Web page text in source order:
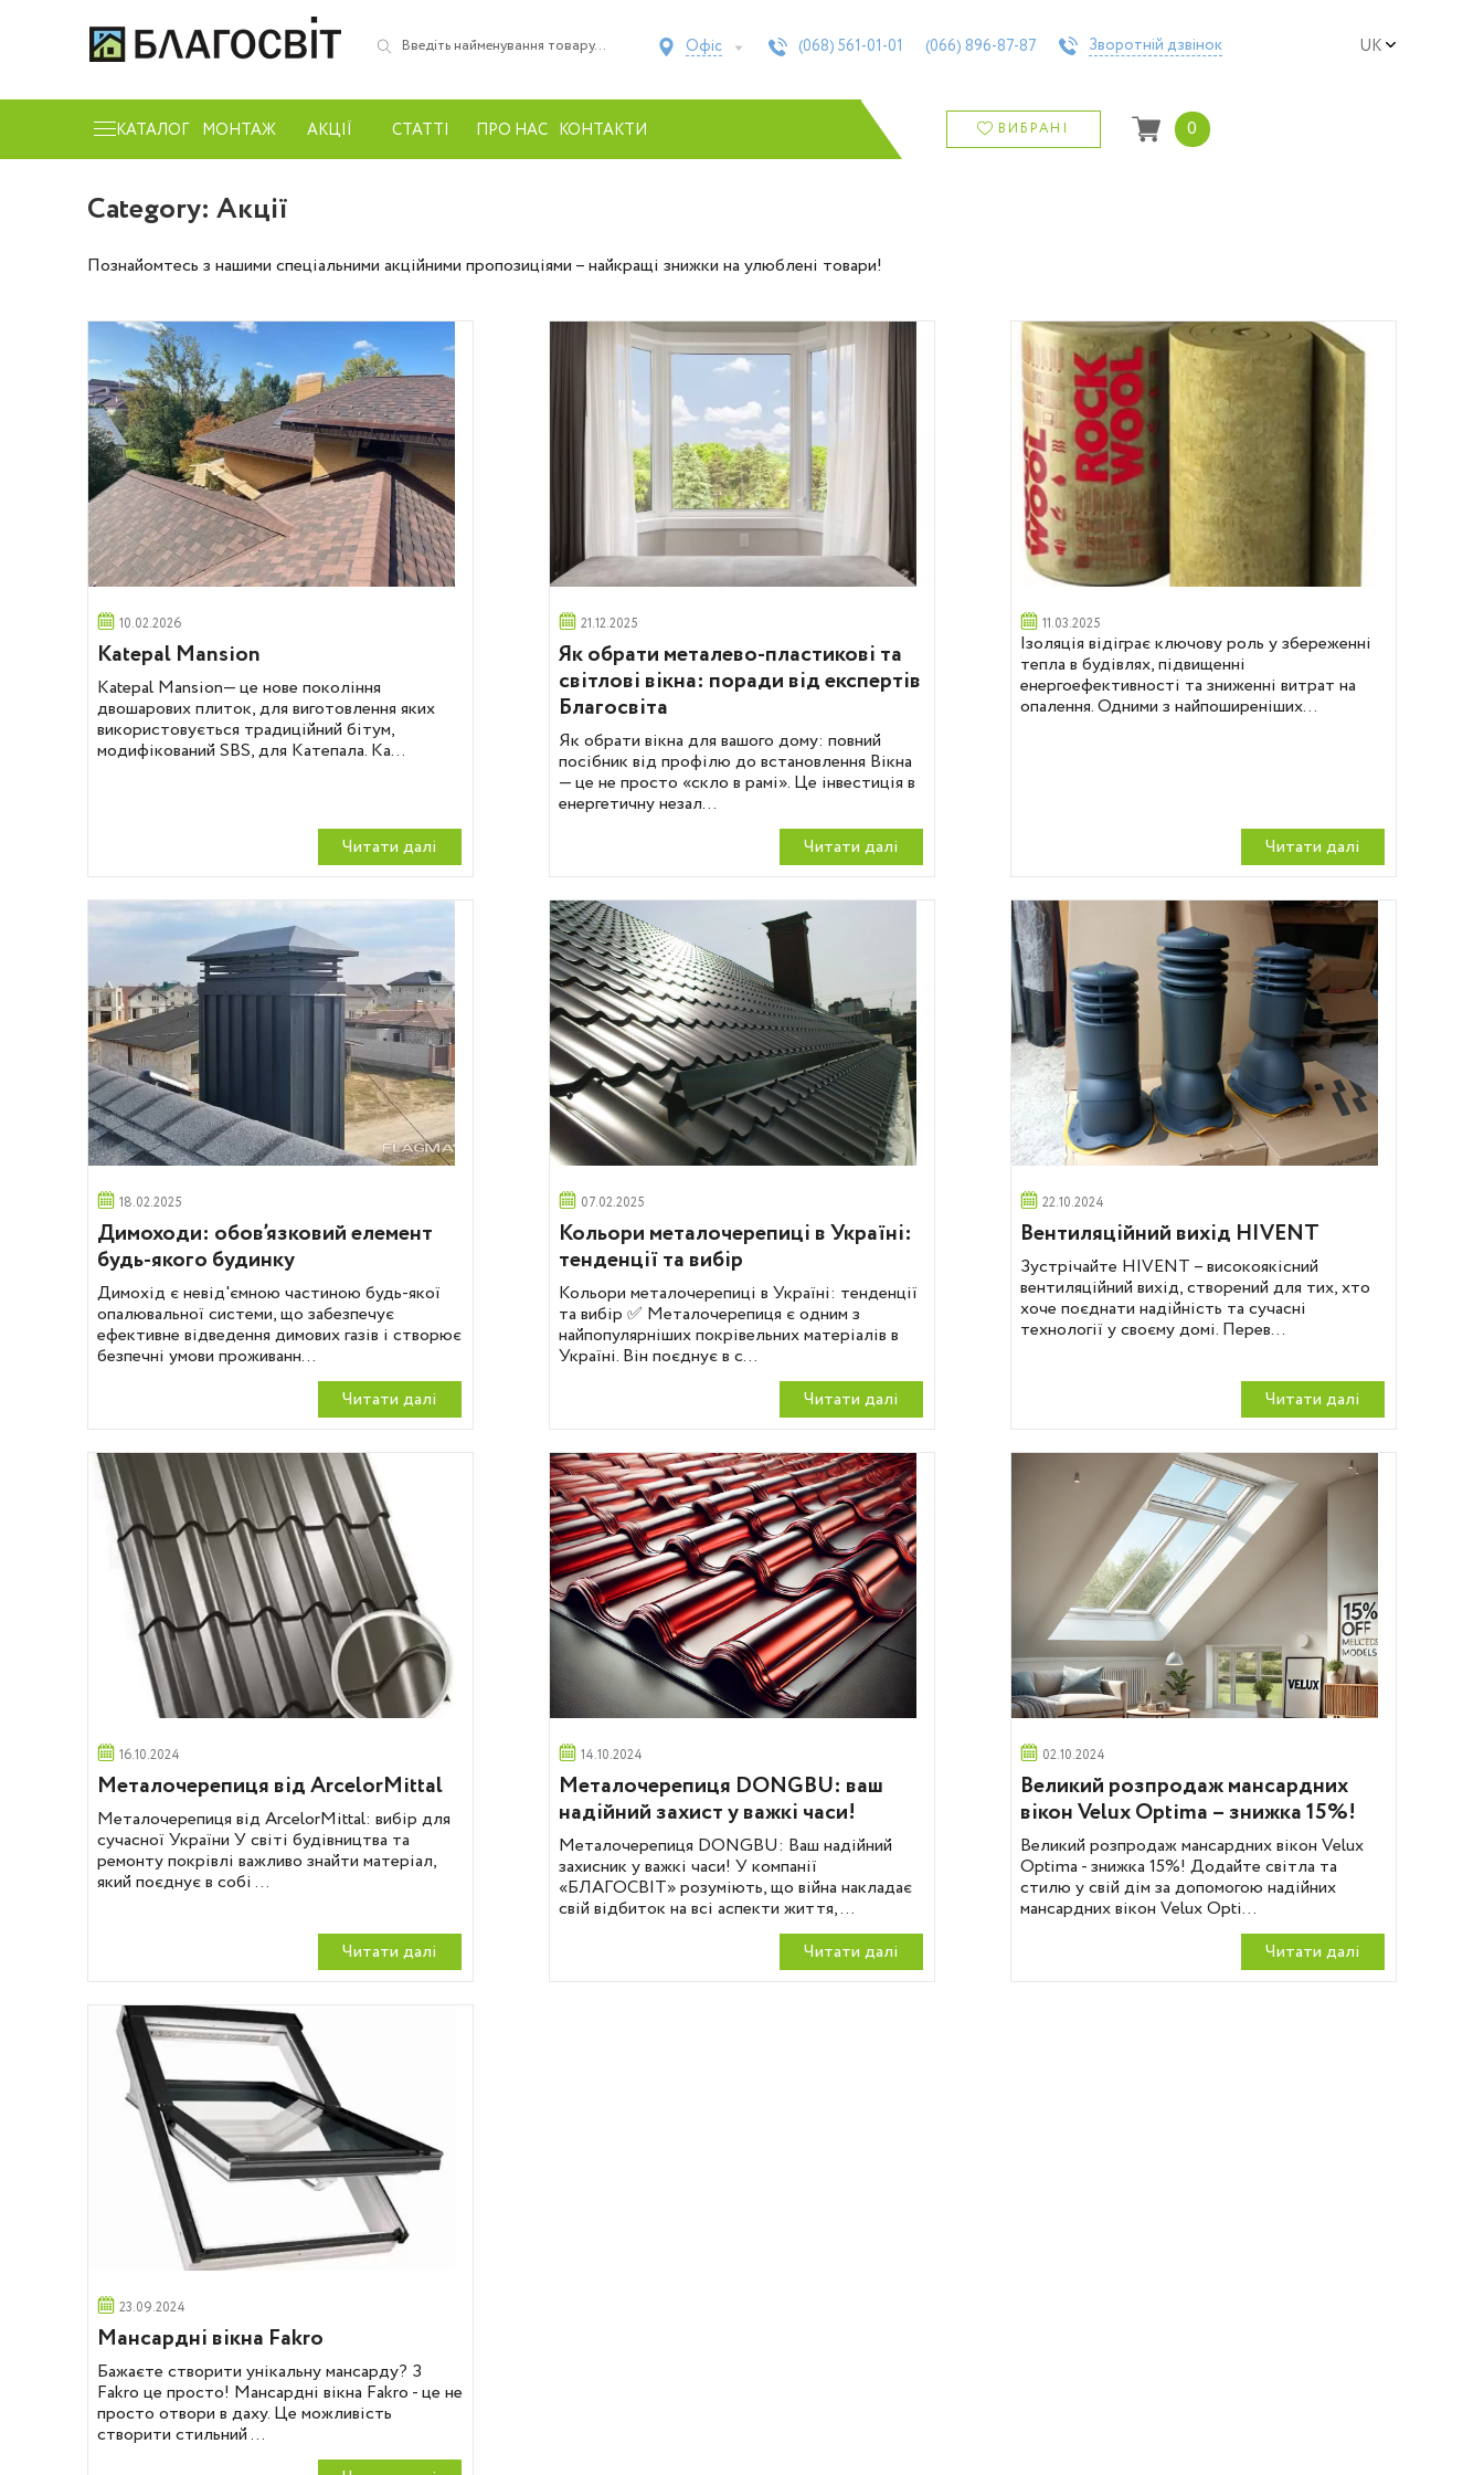
Офіс (068) 561-01-01 (066) 896-87-87 Зворотній дзвінок UK
КАТАЛОГ МОНТАЖ АКЦІЇ СТАТТІ ПРО НАС КОНТАКТИ ВИБРАНІ 0
Category: Акції
Познайомтесь з нашими спеціальними акційними пропозиціями – найкращі знижки на улюблені товари!
10.02.2026
Katepal Mansion
Katepal Mansion— це нове покоління
двошарових плиток, для виготовлення яких
використовується традиційний бітум,
модифікований SBS, для Катепала. Ka...
Читати далi
21.12.2025
Як обрати металево-пластикові та
світлові вікна: поради від експертів
Благосвіта
Як обрати вікна для вашого дому: повний
посібник від профілю до встановлення Вікна
— це не просто «скло в рамі». Це інвестиція в
енергетичну незал...
Читати далi
11.03.2025
Ізоляція відіграє ключову роль у збереженні
тепла в будівлях, підвищенні
енергоефективності та зниженні витрат на
опалення. Одними з найпоширеніших...
Читати далi
18.02.2025
Димоходи: обов’язковий елемент
будь-якого будинку
Димохід є невід'ємною частиною будь-якої
опалювальної системи, що забезпечує
ефективне відведення димових газів і створює
безпечні умови проживанн...
Читати далi
07.02.2025
Кольори металочерепиці в Україні:
тенденції та вибір
Кольори металочерепиці в Україні: тенденції
та вибір ✅ Металочерепиця є одним з
найпопулярніших покрівельних матеріалів в
Україні. Він поєднує в с...
Читати далi
22.10.2024
Вентиляційний вихід HIVENT
Зустрічайте HIVENT – високоякісний
вентиляційний вихід, створений для тих, хто
хоче поєднати надійність та сучасні
технології у своєму домі. Перев...
Читати далi
16.10.2024
Металочерепиця від ArcelorMittal
Металочерепиця від ArcelorMittal: вибір для
сучасної України У світі будівництва та
ремонту покрівлі важливо знайти матеріал,
який поєднує в собі ...
Читати далi
14.10.2024
Металочерепиця DONGBU: ваш
надійний захист у важкі часи!
Металочерепиця DONGBU: Ваш надійний
захисник у важкі часи! У компанії
«БЛАГОСВІТ» розуміють, що війна накладає
свій відбиток на всі аспекти життя,...
Читати далi
02.10.2024
Великий розпродаж мансардних
вікон Velux Optima – знижка 15%!
Великий розпродаж мансардних вікон Velux
Optima - знижка 15%! Додайте світла та
стилю у свій дім за допомогою надійних
мансардних вікон Velux Opti...
Читати далi
23.09.2024
Мансардні вікна Fakro
Бажаєте створити унікальну мансарду? З
Fakro це просто! Мансардні вікна Fakro - це не
просто отвори в даху. Це можливість
створити стильний ...